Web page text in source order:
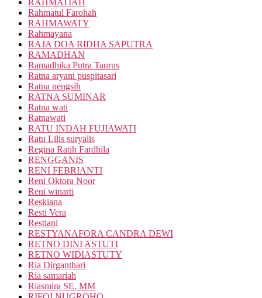
RAHMATIAH
Rahmatul Farohah
RAHMAWATY
Rahmayana
RAJA DOA RIDHA SAPUTRA
RAMADHAN
Ramadhika Putra Taurus
Ratna aryani puspitasari
Ratna nengsih
RATNA SUMINAR
Ratna wati
Ratnawati
RATU INDAH FUJIAWATI
Ratu Lilis suryalis
Regina Ratih Fardhila
RENGGANIS
RENI FEBRIANTI
Reni Oktora Noor
Reni winarti
Reskiana
Resti Vera
Restiani
RESTYANAFORA CANDRA DEWI
RETNO DINI ASTUTI
RETNO WIDIASTUTY
Ria Dirganthari
Ria samariah
Riasmira SE. MM